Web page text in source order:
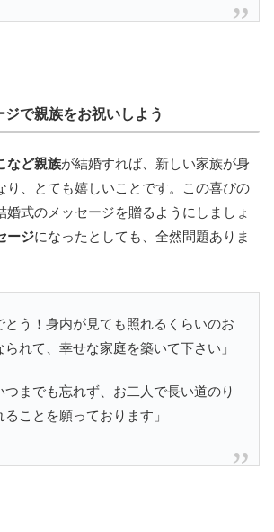
で親族をお祝いしよう
など親族が結婚すれば、新しい家族が身
り、とても嬉しいことです。この喜びの
婚式のメッセージを贈るようにしましょ
ージになったとしても、全然問題ありま
とう！身内が見ても照れるくらいのお
られて、幸せな家庭を築いて下さい」
つまでも忘れず、お二人で長い道のり
ことを願っております」